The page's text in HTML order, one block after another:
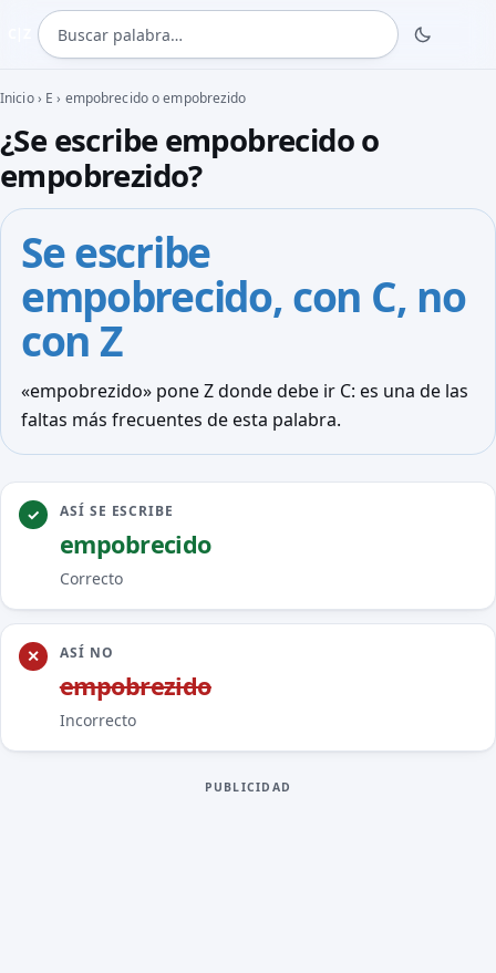
Buscar palabra
Inicio› E › empobrecido o empobrezido
¿Se escribe empobrecido o
empobrezido?
Se escribe
empobrecido, con C, no
con Z
«empobrezido» pone Z donde debe ir C: es una de las
faltas más frecuentes de esta palabra.
ASÍ SE ESCRIBE
empobrecido
Correcto
ASÍ NO
empobrezido
Incorrecto
PUBLICIDAD